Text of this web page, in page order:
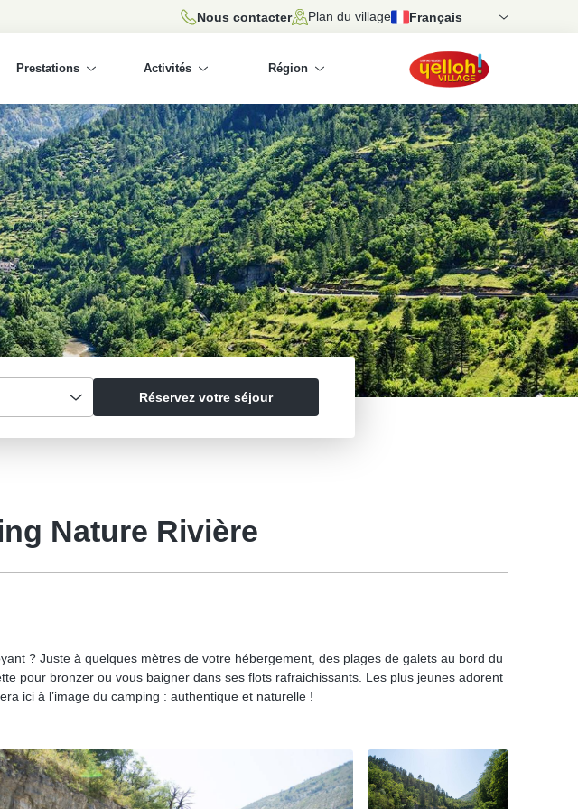
Nous contacter Plan du village Français
Prestations Activités Région
Réservez votre séjour
Nature Rivière
? Juste à quelques mètres de votre hébergement, des plages de galets au bord du
pour bronzer ou vous baigner dans ses flots rafraichissants. Les plus jeunes adorent
ici à l’image du camping : authentique et naturelle !